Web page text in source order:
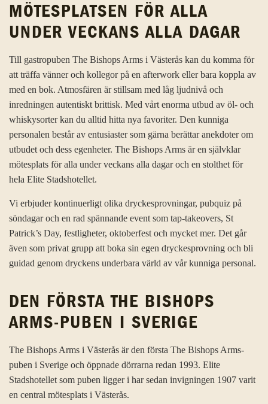
MÖTESPLATSEN FÖR ALLA
UNDER VECKANS ALLA DAGAR
Till gastropuben The Bishops Arms i Västerås kan du komma för
att träffa vänner och kollegor på en afterwork eller bara koppla av
med en bok. Atmosfären är stillsam med låg ljudnivå och
inredningen autentiskt brittisk. Med vårt enorma utbud av öl- och
whiskysorter kan du alltid hitta nya favoriter. Den kunniga
personalen består av entusiaster som gärna berättar anekdoter om
utbudet och dess egenheter. The Bishops Arms är en självklar
mötesplats för alla under veckans alla dagar och en stolthet för
hela Elite Stadshotellet.
Vi erbjuder kontinuerligt olika dryckesprovningar, pubquiz på
söndagar och en rad spännande event som tap-takeovers, St
Patrick’s Day, festligheter, oktoberfest och mycket mer. Det går
även som privat grupp att boka sin egen dryckesprovning och bli
guidad genom dryckens underbara värld av vår kunniga personal.
DEN FÖRSTA THE BISHOPS
ARMS-PUBEN I SVERIGE
The Bishops Arms i Västerås är den första The Bishops Arms-
puben i Sverige och öppnade dörrarna redan 1993. Elite
Stadshotellet som puben ligger i har sedan invigningen 1907 varit
en central mötesplats i Västerås.